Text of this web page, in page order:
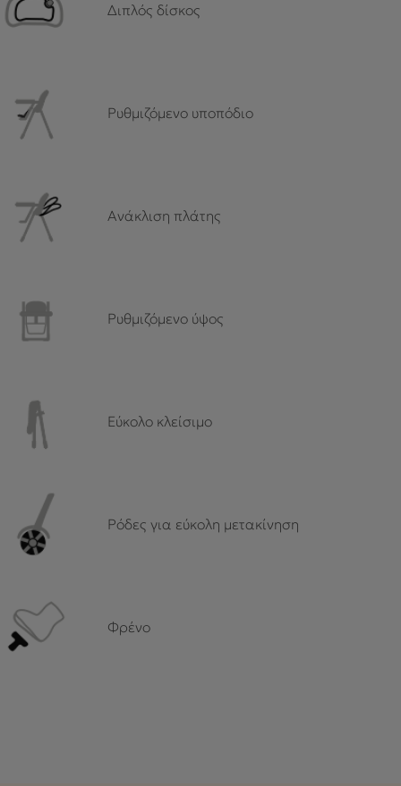
Διπλός δίσκος
Ρυθμιζόμενο υποπόδιο
Aνάκλιση πλάτης
Ρυθμιζόμενο ύψος
Εύκολο κλείσιμο
Ρόδες για εύκολη μετακίνηση
Φρένο